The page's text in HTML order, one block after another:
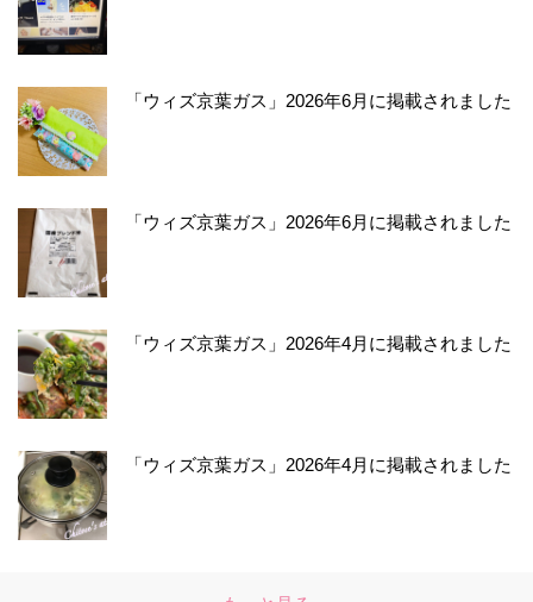
「ウィズ京葉ガス」2026年6月に掲載されました
「ウィズ京葉ガス」2026年6月に掲載されました
「ウィズ京葉ガス」2026年4月に掲載されました
「ウィズ京葉ガス」2026年4月に掲載されました